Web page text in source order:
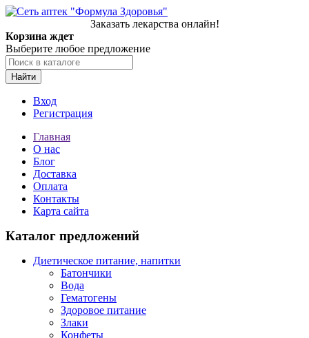
Заказать лекарства онлайн!
Корзина ждет
Выберите любое предложение
Найти
Вход
Регистрация
Главная
О нас
Блог
Доставка
Оплата
Контакты
Карта сайта
Каталог предложений
Диетическое питание, напитки
Батончики
Вода
Гематогены
Здоровое питание
Злаки
Конфеты